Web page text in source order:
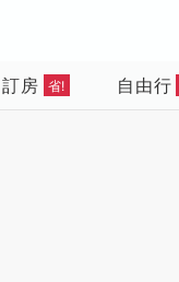
訂房 省! 自由行